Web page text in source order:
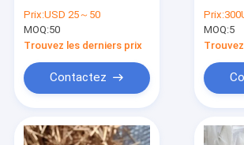
12x41x1000mm
Prix:USD 25～50
MOQ:50
Trouvez les derniers prix
Contactez
station
Huawei
Prix:
MOQ:5